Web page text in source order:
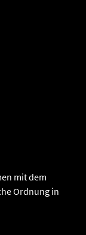
mit dem
Ordnung in